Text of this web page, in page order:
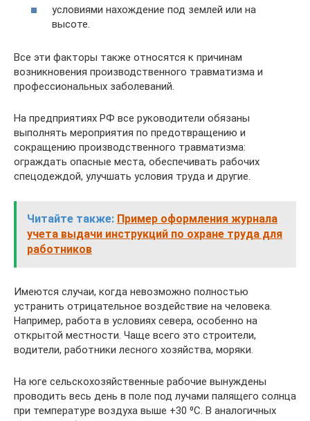
условиями нахождение под землей или на
высоте.
Все эти факторы также относятся к причинам
возникновения производственного травматизма и
профессиональных заболеваний.
На предприятиях РФ все руководители обязаны
выполнять мероприятия по предотвращению и
сокращению производственного травматизма:
ограждать опасные места, обеспечивать рабочих
спецодеждой, улучшать условия труда и другие.
Читайте также: Пример оформления журнала
учета выдачи инструкций по охране труда для
работников
Имеются случаи, когда невозможно полностью
устранить отрицательное воздействие на человека.
Например, работа в условиях севера, особенно на
открытой местности. Чаще всего это строители,
водители, работники лесного хозяйства, моряки.
На юге сельскохозяйственные рабочие вынуждены
проводить весь день в поле под лучами палящего солнца
при температуре воздуха выше +30 ⁰C. В аналогичных